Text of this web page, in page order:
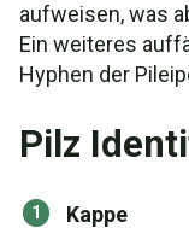
aufweisen, was
Ein weiteres
Hyphen der
Pilz
Kappe